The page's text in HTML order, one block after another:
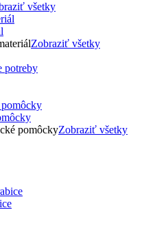
všetky
Zobraziť všetky
potreby
pomôckyZobraziť všetky